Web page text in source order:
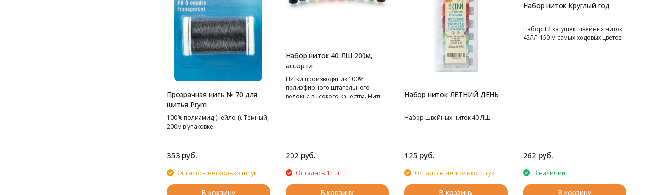
Прозрачная нить № 70 для
шитья Prym
100% полиамид (нейлон). Темный,
200м в упаковке
353 руб.
Осталось несколько штук
В корзину
Набор ниток 40 ЛШ 200м,
ассорти
Нитки производят из 100%
полиэфирного штапельного
волокна высокого качества. Нить
202 руб.
Осталась 1 шт.
В корзину
Набор ниток ЛЕТНИЙ ДЕНЬ
Набор швейных ниток 40 ЛШ
125 руб.
Осталось несколько штук
В корзину
Набор ниток Круглый год
Набор 12 катушек швейных ниток
45ЛЛ-150 м самых ходовых цветов
262 руб.
В наличии
В корзину